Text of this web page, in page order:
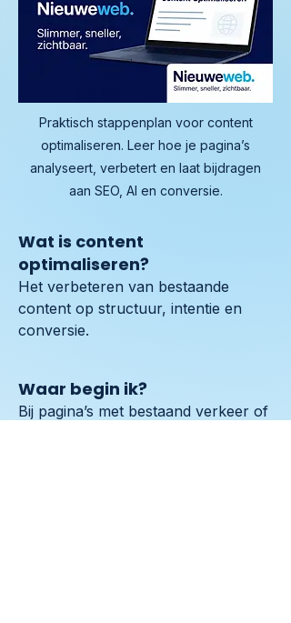
Praktisch stappenplan voor content
optimaliseren. Leer hoe je pagina’s
analyseert, verbetert en laat bijdragen
aan SEO, AI en conversie.
Wat is content
optimaliseren?
Het verbeteren van bestaande
content op structuur, intentie en
conversie.
Waar begin ik?
Bij pagina’s met bestaand verkeer of